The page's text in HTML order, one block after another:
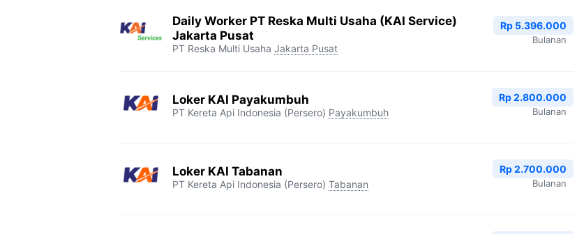
o
t
e
r
r
a
A
p
L
i
n
Daily Worker PT Reska Multi Usaha (KAI Service)
Jakarta Pusat
PT Reska Multi Usaha Jakarta Pusat
Rp 5.396.000
Bulanan
Loker KAI Payakumbuh
PT Kereta Api Indonesia (Persero) Payakumbuh
Rp 2.800.000
Bulanan
Loker KAI Tabanan
PT Kereta Api Indonesia (Persero) Tabanan
Rp 2.700.000
Bulanan